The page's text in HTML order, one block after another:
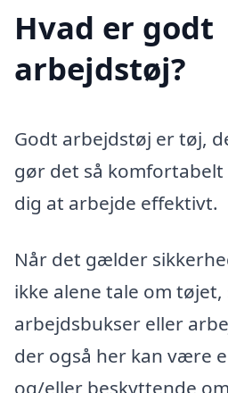
Hvad er godt
arbejdstøj?
Godt arbejdstøj er tøj,
gør det så
dig at arbejde effektivt.
Når det gælder
ikke alene tale om tøjet,
arbejdsbukser eller
der også her kan være
og/eller beskyttende